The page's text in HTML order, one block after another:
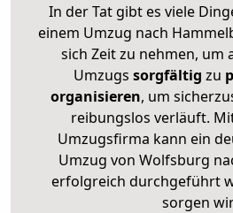
In der Tat gibt es viele
einem Umzug nach
sich Zeit zu nehmen, um
Umzugs sorgfältig zu
organisieren, um
reibungslos verläuft.
Umzugsfirma kann ein
Umzug von Wolfsburg
erfolgreich durchgeführt
sorgen